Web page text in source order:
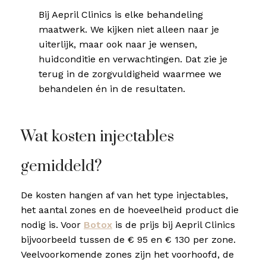
Bij Aepril Clinics is elke behandeling
maatwerk. We kijken niet alleen naar je
uiterlijk, maar ook naar je wensen,
huidconditie en verwachtingen. Dat zie je
terug in de zorgvuldigheid waarmee we
behandelen én in de resultaten.
Wat kosten injectables
gemiddeld?
De kosten hangen af van het type injectables,
het aantal zones en de hoeveelheid product die
nodig is. Voor Botox is de prijs bij Aepril Clinics
bijvoorbeeld tussen de € 95 en € 130 per zone.
Veelvoorkomende zones zijn het voorhoofd, de